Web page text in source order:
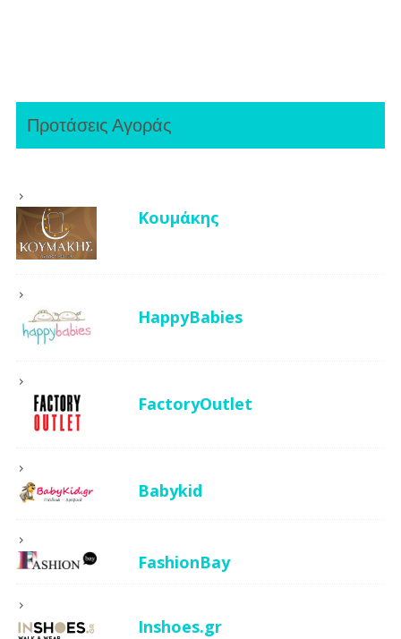
Προτάσεις Αγοράς
Κουμάκης
HappyBabies
FactoryOutlet
Babykid
FashionBay
Inshoes.gr